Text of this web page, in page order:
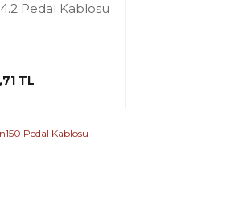
Pedal Kablosu
TL